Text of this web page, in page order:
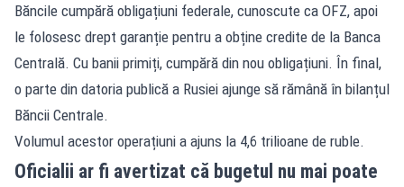
Băncile cumpără obligațiuni federale, cunoscute ca OFZ, apoi
le folosesc drept garanție pentru a obține credite de la Banca
Centrală. Cu banii primiți, cumpără din nou obligațiuni. În final,
o parte din datoria publică a Rusiei ajunge să rămână în bilanțul
Băncii Centrale.
Volumul acestor operațiuni a ajuns la 4,6 trilioane de ruble.
Oficialii ar fi avertizat că bugetul nu mai poate